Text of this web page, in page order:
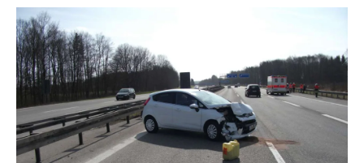
Feuer in Villa (Kempfenhausen)
GESCHICHTE
SPENDEN